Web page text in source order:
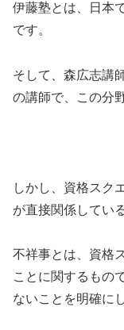
伊藤塾とは、日本
です。
そして、森広志講
の講師で、この分
しかし、資格スク
が直接関係してい
不祥事とは、資格
ことに関するもの
ないことを明確に